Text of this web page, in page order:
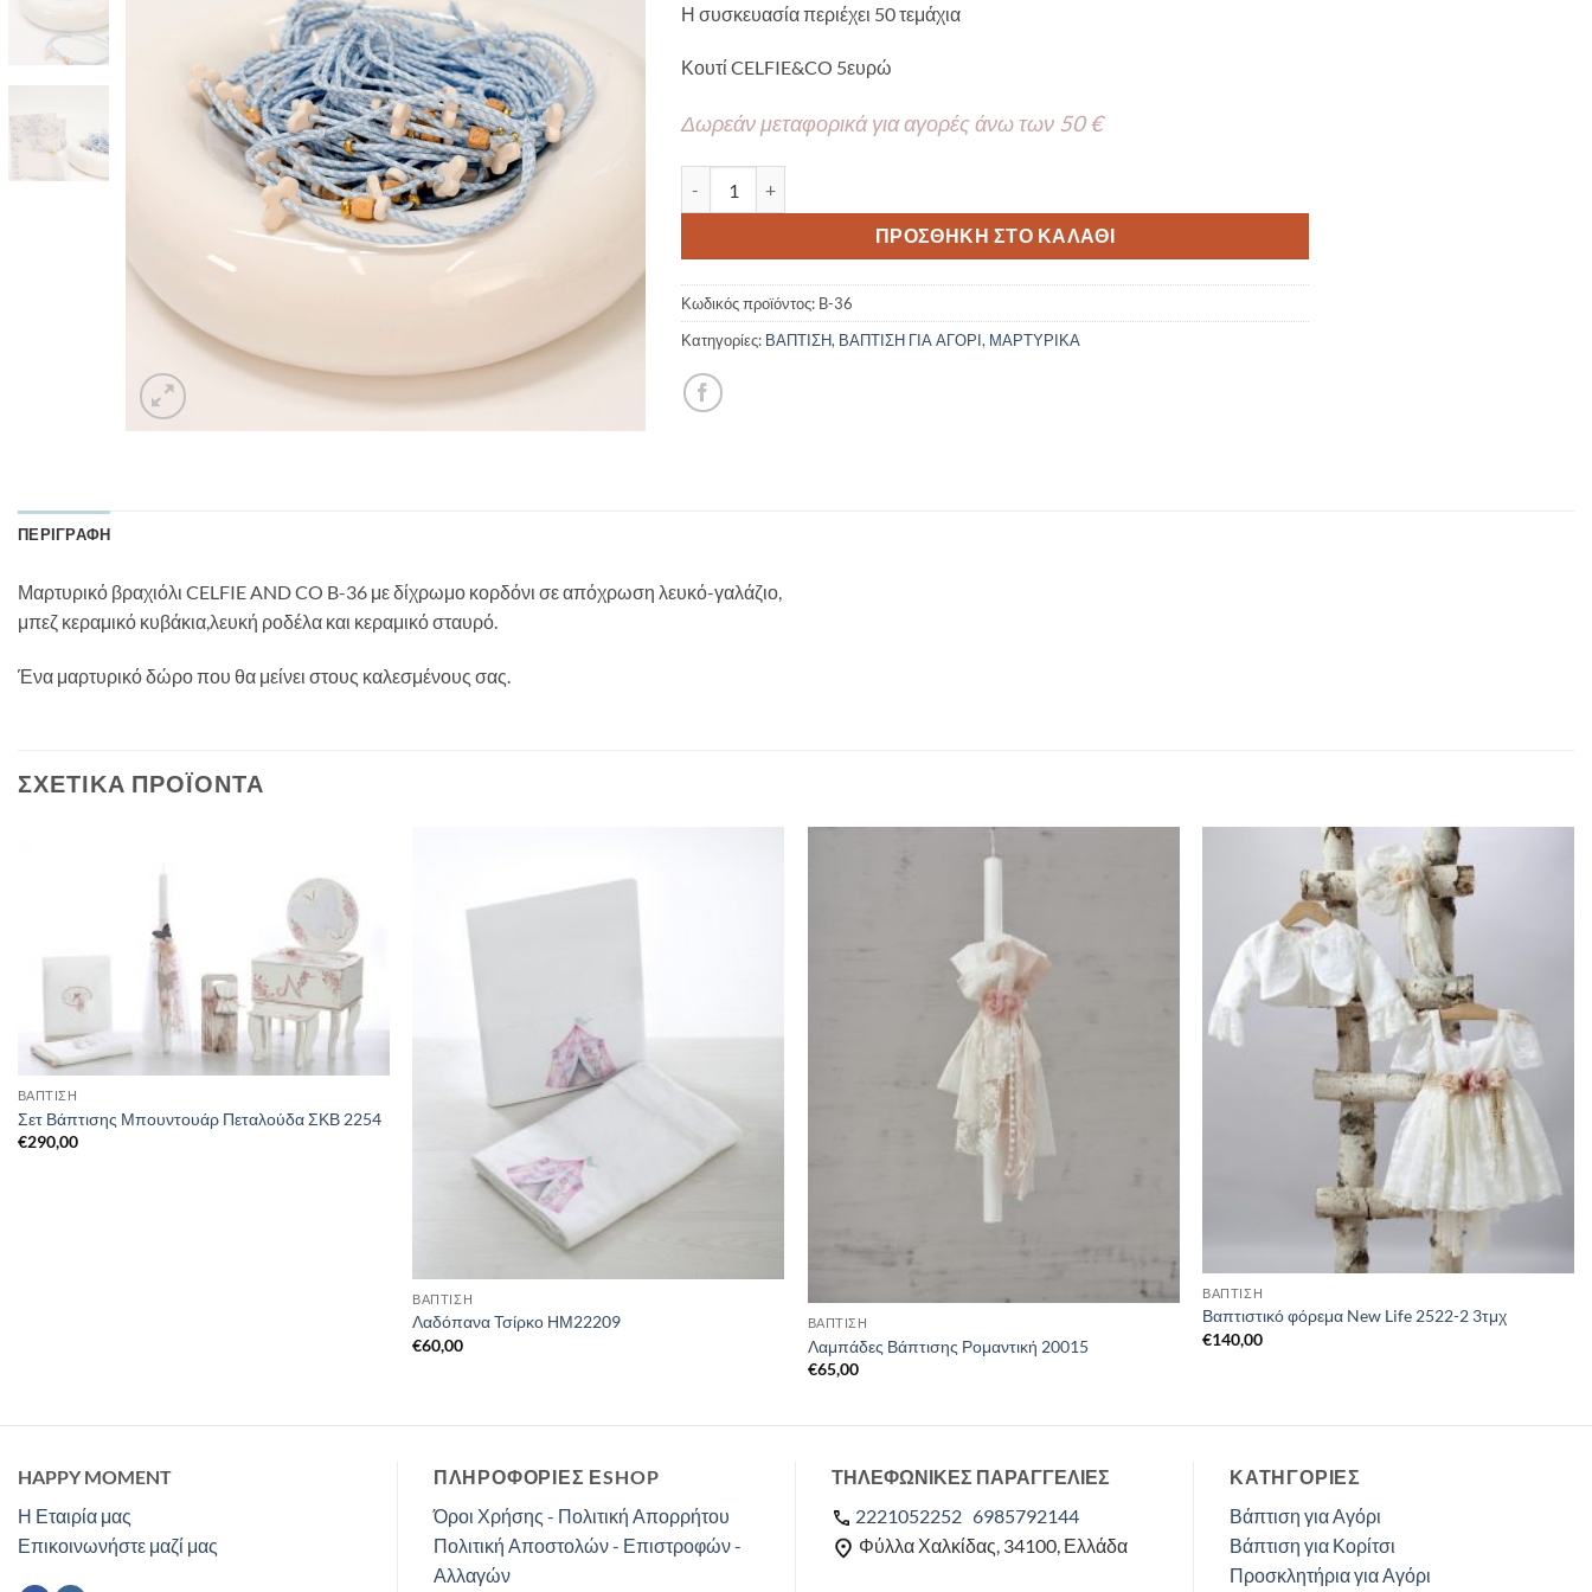
Η συσκευασία περιέχει 50 τεμάχια
Κουτί CELFIE&CO 5ευρώ
Δωρεάν μεταφορικά για αγορές άνω των 50 €
ΠΡΟΣΘΉΚΗ ΣΤΟ ΚΑΛΆΘΙ
Κωδικός προϊόντος: B-36
Κατηγορίες: ΒΑΠΤΙΣΗ, ΒΑΠΤΙΣΗ ΓΙΑ ΑΓΟΡΙ, ΜΑΡΤΥΡΙΚΑ
ΠΕΡΙΓΡΑΦΉ
Μαρτυρικό βραχιόλι CELFIE AND CO B-36 με δίχρωμο κορδόνι σε απόχρωση λευκό-γαλάζιο,
μπεζ κεραμικό κυβάκια,λευκή ροδέλα και κεραμικό σταυρό.
Ένα μαρτυρικό δώρο που θα μείνει στους καλεσμένους σας.
ΣΧΕΤΙΚΆ ΠΡΟΪΌΝΤΑ
ΒΑΠΤΙΣΗ
Σετ Βάπτισης Μπουντουάρ Πεταλούδα ΣΚΒ 2254
€290,00
ΒΑΠΤΙΣΗ
Λαδόπανα Τσίρκο ΗΜ22209
€60,00
ΒΑΠΤΙΣΗ
Λαμπάδες Βάπτισης Ρομαντική 20015
€65,00
ΒΑΠΤΙΣΗ
Βαπτιστικό φόρεμα New Life 2522-2 3τμχ
€140,00
HAPPY MOMENT
Η Εταιρία μας
Επικοινωνήστε μαζί μας
ΠΛΗΡΟΦΟΡΙΕΣ ΕSHOP
Όροι Χρήσης - Πολιτική Απορρήτου
Πολιτική Αποστολών - Επιστροφών -
Αλλαγών
ΤΗΛΕΦΩΝΙΚΕΣ ΠΑΡΑΓΓΕΛΙΕΣ
2221052252 6985792144
Φύλλα Χαλκίδας, 34100, Ελλάδα
ΚΑΤΗΓΟΡΊΕΣ
Βάπτιση για Αγόρι
Βάπτιση για Κορίτσι
Προσκλητήρια για Αγόρι